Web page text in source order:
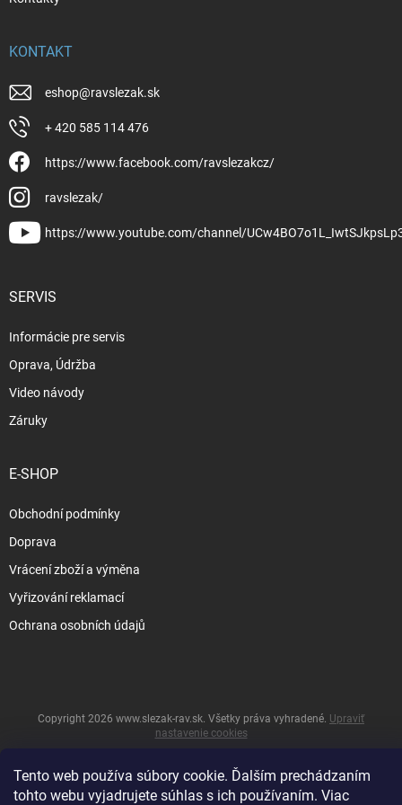
Tento web používa súbory cookie. Ďalším prechádzaním
tohto webu vyjadrujete súhlas s ich používaním. Viac
KONTAKT
eshop@ravslezak.sk
+ 420 585 114 476
https://www.facebook.com/ravslezakcz/
ravslezak/
https://www.youtube.com/channel/
SERVIS
Informácie pre servis
Oprava, Údržba
Video návody
Záruky
E-SHOP
Obchodní podmínky
Doprava
Vrácení zboží a výměna
Vyřizování reklamací
Ochrana osobních údajů
Copyright 2026 www.slezak-rav.sk. Všetky práva vyhradené. Upraviť
nastavenie cookies